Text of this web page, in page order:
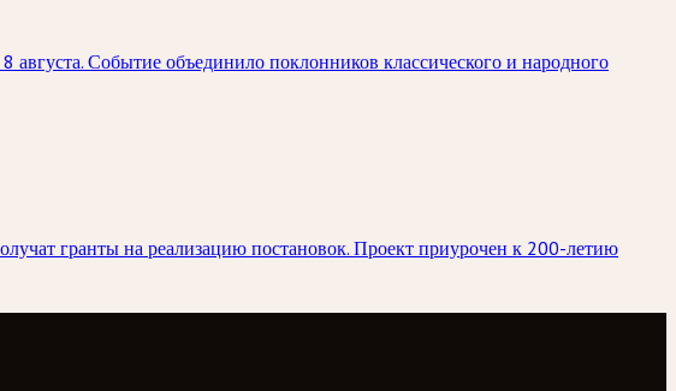
Событие объединило поклонников классического и народного
гранты на реализацию постановок. Проект приурочен к 200-летию